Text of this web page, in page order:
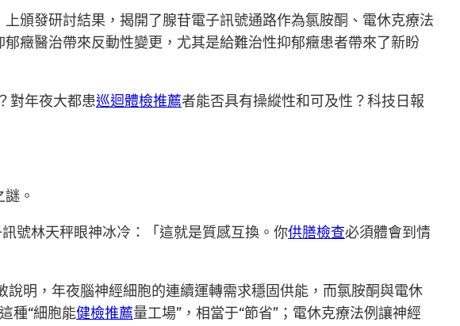
頒發研討結果，揭開了腺苷電子訊號通路作為氯胺酮、電休克療法
癥醫治帶來反動性變更，尤其是給難治性抑郁癥患者帶來了新盼
對年夜大都患巡迴體檢推薦者能否具有操縱性和可及性？科技日報
。
號林天秤眼神冰冷：「這就是質感互換。你供膳檢查必須體會到情
說明，年夜腦神經細胞的連續運轉需求穩固供能，而氯胺酮與電休
種“細胞能健檢推薦量工場”，相當于“節省”；電休克療法例讓神經